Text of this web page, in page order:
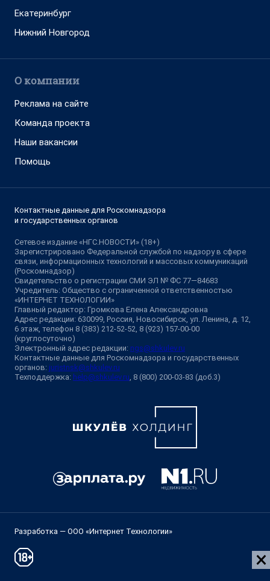
Екатеринбург
Нижний Новгород
О компании
Реклама на сайте
Команда проекта
Наши вакансии
Помощь
Контактные данные для Роскомнадзора
и государственных органов
Сетевое издание «НГС.НОВОСТИ» (18+)
Зарегистрировано Федеральной службой по надзору в сфере
связи, информационных технологий и массовых коммуникаций
(Роскомнадзор)
Свидетельство о регистрации СМИ ЭЛ № ФС 77—84683
Учредитель: Общество с ограниченной ответственностью
«ИНТЕРНЕТ ТЕХНОЛОГИИ»
Главный редактор: Громкова Елена Александровна
Адрес редакции: 630099, Россия, Новосибирск, ул. Ленина, д. 12,
6 этаж, телефон 8 (383) 212-52-52, 8 (923) 157-00-00
(круглосуточно)
Электронный адрес редакции: ngs@shkulev.ru
Контактные данные для Роскомнадзора и государственных
органов: juristnsk@shkulev.ru
Техподдержка: help@shkulev.ru , 8 (800) 200-03-83 (доб.3)
Разработка — ООО «Интернет Технологии»